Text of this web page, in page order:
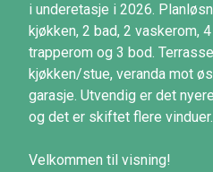
i underetasje i 2026.
kjøkken, 2 bad, 2 vaskerom,
trapperom og 3 bod.
kjøkken/stue, veranda mot
garasje. Utvendig er det
og det er skiftet flere vinduer.
Velkommen til visning!